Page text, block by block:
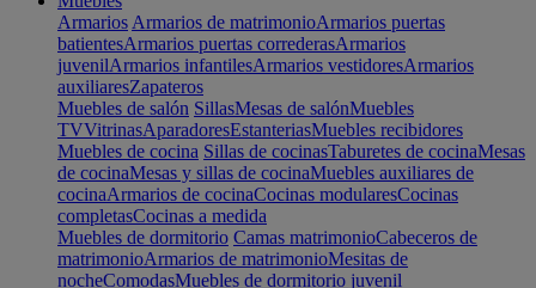
Armarios Armarios de matrimonioArmarios puertas
batientesArmarios puertas correderasArmarios
juvenilArmarios infantilesArmarios vestidoresArmarios
auxiliaresZapateros
Muebles de salón SillasMesas de salónMuebles
TVVitrinasAparadoresEstanteriasMuebles recibidores
Muebles de cocina Sillas de cocinasTaburetes de cocinaMesas
de cocinaMesas y sillas de cocinaMuebles auxiliares de
cocinaArmarios de cocinaCocinas modularesCocinas
completasCocinas a medida
Muebles de dormitorio Camas matrimonioCabeceros de
matrimonioArmarios de matrimonioMesitas de
nocheComodasMuebles de dormitorio juvenil